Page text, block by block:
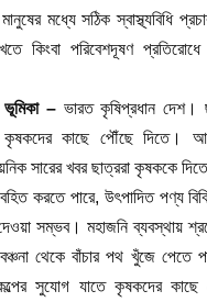
মধ্যে সঠিক স্বাস্থ্যবিধি
কিংবা পরিবেশদূষণ
ভূমিকা – ভারত কৃষিপ্রধান দেশ।
কাছে পৌঁছে দিতে।
সারের খবর ছাত্ররা কৃষককে
করতে পারে, উৎপাদিত পণ্য
সম্ভব। মহাজনি ব্যবস্থায়
থেকে বাঁচার পথ খুঁজে পেতে
সুযোগ যাতে কৃষকদের